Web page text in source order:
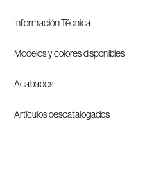
Información Técnica
Modelos y colores disponibles
Acabados
Artículos descatalogados